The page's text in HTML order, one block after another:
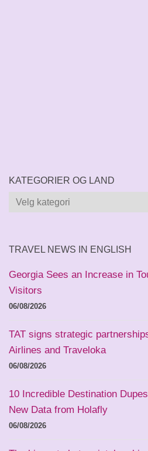
KATEGORIER OG LAND
Kategorier
TRAVEL NEWS IN ENGLISH
Georgia Sees an Increase in
Visitors
06/08/2026
TAT signs strategic
Airlines and Traveloka
06/08/2026
10 Incredible Destination
New Data from Holafly
06/08/2026